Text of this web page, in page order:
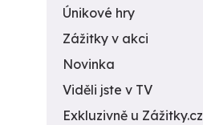
Únikové hry
Zážitky v akci
Novinka
Viděli jste v TV
Exkluzivně u Zážitky.cz